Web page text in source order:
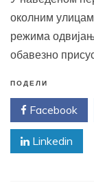
околним
режима
обавезно
ПОДЕЛИ
Facebook
Linkedin